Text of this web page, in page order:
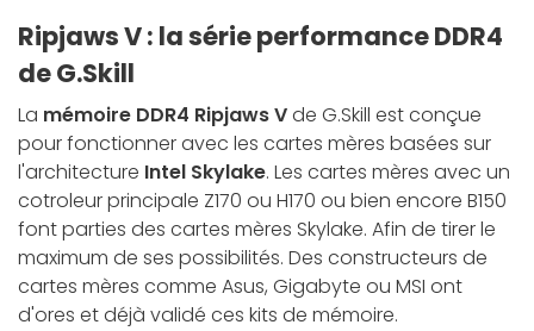
Ripjaws V : la série performance DDR4
de G.Skill
La mémoire DDR4 Ripjaws Vde G.Skill est conçue
pour fonctionner avec les cartes mères basées sur
l'architecture Intel Skylake. Les cartes mères avec un
cotroleur principale Z170 ou H170 ou bien encore B150
font parties des cartes mères Skylake. Afin de tirer le
maximum de ses possibilités. Des constructeurs de
cartes mères comme Asus, Gigabyte ou MSI ont
d'ores et déjà validé ces kits de mémoire.